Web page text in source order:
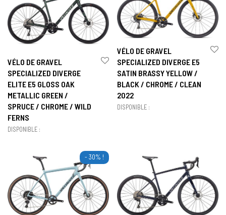
VÉLO DE GRAVEL
SPECIALIZED DIVERGE
ELITE E5 GLOSS OAK
METALLIC GREEN /
SPRUCE / CHROME / WILD
FERNS
DISPONIBLE :
VÉLO DE GRAVEL
SPECIALIZED DIVERGE E5
SATIN BRASSY YELLOW /
BLACK / CHROME / CLEAN
2022
DISPONIBLE :
- 30% !